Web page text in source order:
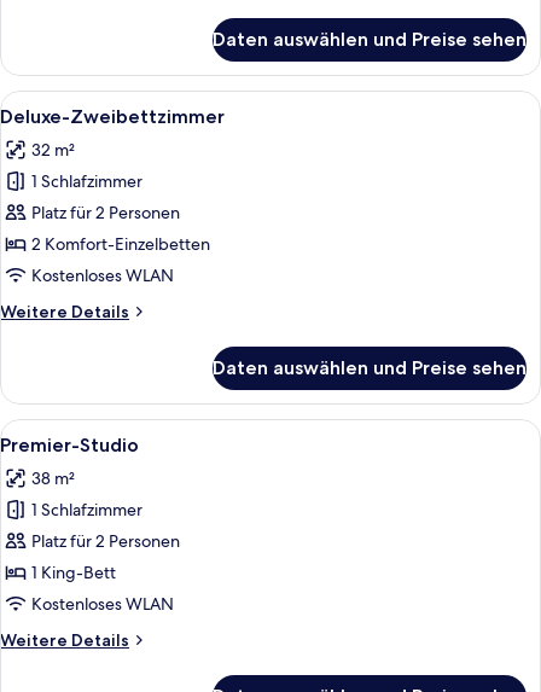
Doppelzimmer
Daten auswählen und Preise sehen
Alle
Fotos
für
Deluxe-
Zweibettzimmer
anzeigen
Bettwäsche aus ägyptischer
4
Deluxe-Zweibettzimmer
32 m²
1 Schlafzimmer
Platz für 2 Personen
2 Komfort-Einzelbetten
Kostenloses WLAN
Weitere Details
Weitere
Zweibettzimmer
Daten auswählen und Preise sehen
Alle
Fotos
für
Premier-
Studio
anzeigen
Ein Hotelzimmer mit einem großen
4
Premier-Studio
38 m²
1 Schlafzimmer
Platz für 2 Personen
1 King-Bett
Kostenloses WLAN
Weitere Details
Weitere